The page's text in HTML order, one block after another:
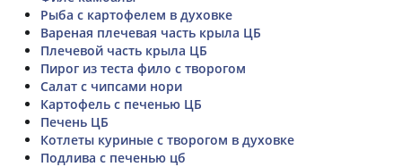
Рыба с картофелем в духовке
Вареная плечевая часть крыла ЦБ
Плечевой часть крыла ЦБ
Пирог из теста фило с творогом
Салат с чипсами нори
Картофель с печенью ЦБ
Печень ЦБ
Котлеты куриные с творогом в духовке
Подлива с печенью цб